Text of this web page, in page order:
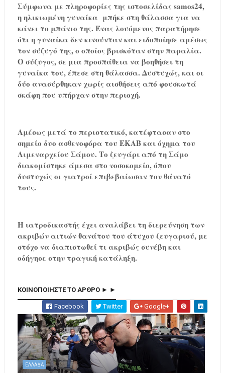
Σύμφωνα με πληροφορίες της ιστοσελίδας samos24,
η ηλικιωμένη γυναίκα μπήκε στη θάλασσα για να
κάνει το μπάνιο της. Ένας λουόμενος παρατήρησε
ότι η γυναίκα δεν κινούνταν και ειδοποίησε αμέσως
τον σύζυγό της, ο οποίος βρισκόταν στην παραλία.
Ο σύζυγος, σε μια προσπάθεια να βοηθήσει τη
γυναίκα του, έπεσε στη θάλασσα. Δυστυχώς, και οι
δύο ανασύρθηκαν χωρίς αισθήσεις από φουσκωτά
σκάφη που υπήρχαν στην περιοχή.
Αμέσως μετά το περιστατικό, κατέφτασαν στο
σημείο δυο ασθενοφόρα του ΕΚΑΒ και όχημα του
Λιμεναρχείου Σάμου. Το ζευγάρι από τη Σάμο
διακομίστηκε άμεσα στο νοσοκομείο, όπου
δυστυχώς οι γιατροί επιβεβαίωσαν τον θάνατό
τους.
Η ιατροδικαστής έχει αναλάβει τη διερεύνηση των
ακριβών αιτιών θανάτου του άτυχου ζευγαριού, με
στόχο να διαπιστωθεί τι ακριβώς συνέβη και
οδήγησε στην τραγική κατάληξη.
ΚΟΙΝΟΠΟΙΗΣΤΕ ΤΟ ΑΡΘΡΟ ► ►
Facebook Twitter Google+
ΕΛΛΑΔΑ